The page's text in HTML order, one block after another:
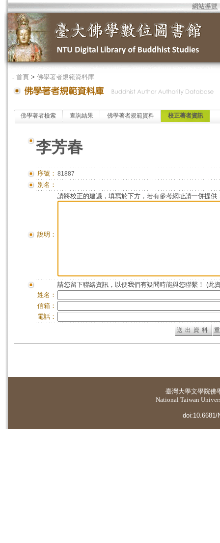
網站導覽
． 首頁 > 佛學著者規範資料庫
佛學著者檢索 查詢結果 佛學著者規範資料 校正著者資訊
李芳春
序號： 81887
別名：
說明：
請將校正的建議，填寫於下方，若有參考網址請一併提供
請您留下聯絡資訊，以便我們有疑問時能與您聯繫！ (此
姓名：
信箱：
電話：
臺灣大學文學院佛
National Taiwan
doi:10.6681/